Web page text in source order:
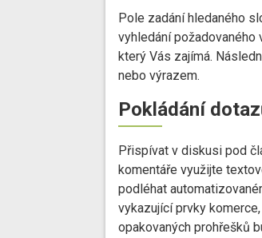
Pole zadání hledaného
vyhledání
který Vás zajímá.
nebo výrazem.
Pokládání
Přispívat v diskusi pod
komentáře využijte
podléhat
vykazující prvky
opakovaných prohřešků